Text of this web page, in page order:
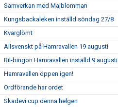
Samverkan med Majblomman
Kungsbackaleken inställd söndag 27/8
Kvarglömt
Allsvenskt på Hamravallen 19 augusti
Bil-bingon Hamravallen inställd 9 augusti
Hamravallen öppen igen!
Ordförande har ordet
Skadevi cup denna helgen